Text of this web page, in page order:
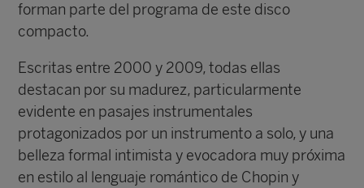
forman parte del programa de este disco
compacto.
Escritas entre 2000 y 2009, todas ellas
destacan por su madurez, particularmente
evidente en pasajes instrumentales
protagonizados por un instrumento a solo, y una
belleza formal intimista y evocadora muy próxima
en estilo al lenguaje romántico de Chopin y